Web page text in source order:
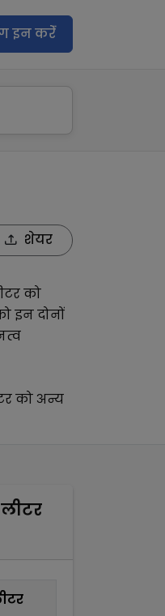
इन करेंं
शेयर
को
इन दोनों
को अन्य
लीटर